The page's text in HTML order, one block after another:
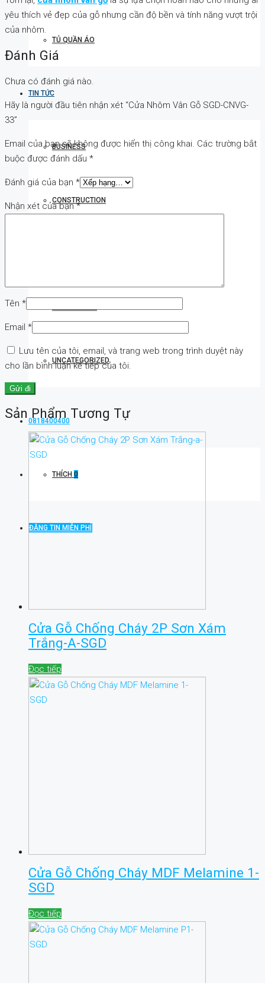
TỦ QUẦN ÁO
TIN TỨC
BUSINESS
CONSTRUCTION
UNCATEGORIZED
0818400400
THÍCH 0
ĐĂNG TIN MIỄN PHÍ
yêu thích vẻ đẹp của gỗ nhưng cần độ bền và tính năng vượt trội
của nhôm.
Đánh Giá
Chưa có đánh giá nào.
Hãy là người đầu tiên nhận xét “Cửa Nhôm Vân Gỗ SGD-CNVG-
33”
Email của bạn sẽ không được hiển thị công khai. Các trường bắt
buộc được đánh dấu *
Đánh giá của bạn *
Nhận xét của bạn*
Tên *
Email *
Lưu tên của tôi, email, và trang web trong trình duyệt này
cho lần bình luận kế tiếp của tôi.
Sản Phẩm Tương Tự
Cửa Gỗ Chống Cháy 2P Sơn Xám
Trắng-A-SGD
Đọc tiếp
Cửa Gỗ Chống Cháy MDF Melamine 1-
SGD
Đọc tiếp